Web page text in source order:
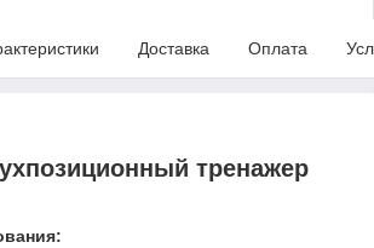
Доставка Оплата
тренажер